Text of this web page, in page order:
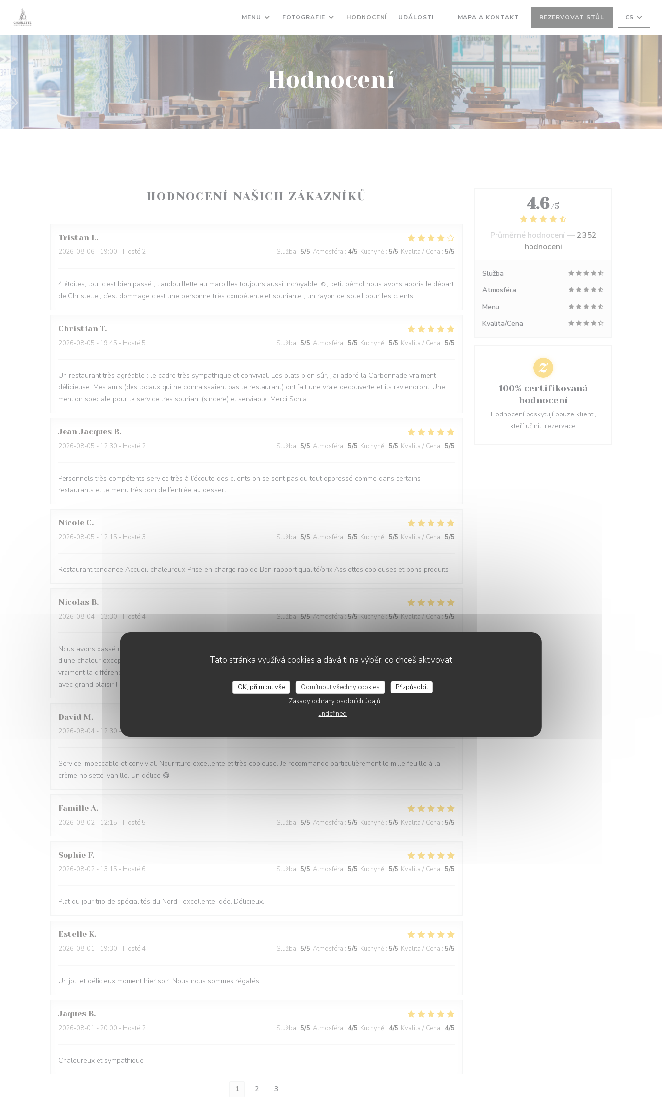
Panel pro správu cookies
Tato stránka využívá cookies a dává ti na výběr, co chceš aktivovat
OK, přijmout vše Odmítnout všechny cookies
Přizpůsobit
Zásady ochrany osobních údajů
undefined
MENU FOTOGRAFIE HODNOCENÍ UDÁLOSTI MAPA A KONTAKT REZERVOVAT STŮL CS
Hodnocení
HODNOCENÍ NAŠICH ZÁKAZNÍKŮ
Tristan L
2026-08-06 - 19:00 - Hosté 2 Služba : 5/5 Atmosféra : 4/5 Kuchyně : 5/5 Kvalita / Cena : 5/5
4 étoiles, tout c’est bien passé , l’andouillette au maroilles toujours aussi incroyable ☺️, petit bémol nous avons appris le départ
de Christelle , c’est dommage c’est une personne très compétente et souriante , un rayon de soleil pour les clients .
Christian T
2026-08-05 - 19:45 - Hosté 5 Služba : 5/5 Atmosféra : 5/5 Kuchyně : 5/5 Kvalita / Cena : 5/5
Un restaurant très agréable : le cadre très sympathique et convivial. Les plats bien sûr, j'ai adoré la Carbonnade vraiment
délicieuse. Mes amis (des locaux qui ne connaissaient pas le restaurant) ont fait une vraie decouverte et ils reviendront. Une
mention speciale pour le service tres souriant (sincere) et serviable. Merci Sonia.
Jean Jacques B
2026-08-05 - 12:30 - Hosté 2 Služba : 5/5 Atmosféra : 5/5 Kuchyně : 5/5 Kvalita / Cena : 5/5
Personnels très compétents service très à l’écoute des clients on se sent pas du tout oppressé comme dans certains
restaurants et le menu très bon de l’entrée au dessert
Nicole C
2026-08-05 - 12:15 - Hosté 3 Služba : 5/5 Atmosféra : 5/5 Kuchyně : 5/5 Kvalita / Cena : 5/5
Restaurant tendance Accueil chaleureux Prise en charge rapide Bon rapport qualité/prix Assiettes copieuses et bons produits
Nicolas B
2026-08-04 - 13:30 - Hosté 4 Služba:5/5 Atmosféra:5/5 Kuchyně:5/5 Kvalita / Cena:5/5
Nous avons passé un excellent moment ! Tout était parfait : les repas étaient délicieux, le service irréprochable, et l’accueil
d’une chaleur exceptionnelle. Toute l’équipe est d’une grande gentillesse, avec de nombreuses petites attentions qui font
vraiment la différence. Nous recommandons cet établissement à 100 % ! C’est tout simplement topissime. Nous reviendrons
avec grand plaisir !
David M
2026-08-04 - 12:30 - Hosté 5
Service impeccable et convivial. Nourriture excellente et très copieuse. Je recommande particulièrement le mille feuille à la
crème noisette-vanille. Un délice 😋
Famille A
2026-08-02 - 12:15 - Hosté 5 Služba : 5/5 Atmosféra : 5/5 Kuchyně : 5/5 Kvalita / Cena : 5/5
Sophie F
2026-08-02 - 13:15 - Hosté 6 Služba : 5/5 Atmosféra : 5/5 Kuchyně : 5/5 Kvalita / Cena : 5/5
Plat du jour trio de spécialités du Nord : excellente idée. Délicieux.
Estelle K
2026-08-01 - 19:30 - Hosté 4 Služba : 5/5 Atmosféra : 5/5 Kuchyně : 5/5 Kvalita / Cena : 5/5
Un joli et délicieux moment hier soir. Nous nous sommes régalés !
Jaques B
2026-08-01 - 20:00 - Hosté 2 Služba : 5/5 Atmosféra : 4/5 Kuchyně : 4/5 Kvalita / Cena : 4/5
Chaleureux et sympathique
1 2 3
4.6 /5
Průměrné hodnocení —2352
hodnoceni
Služba
Atmosféra
Menu
Kvalita/Cena
100% certifikovaná
hodnocení
Hodnocení poskytují pouze klienti,
kteří učinili rezervace